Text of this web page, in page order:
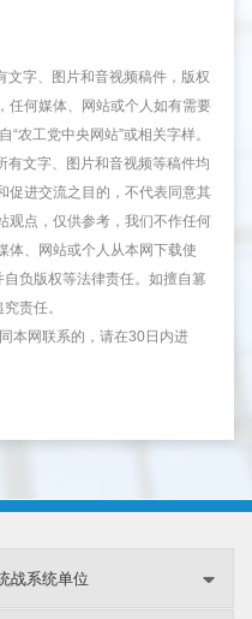
文字、图片和音视频稿件，版权
任何媒体、网站或个人如有需要
农工党中央网站”或相关字样。
有文字、图片和音视频等稿件均
促进交流之目的，不代表同意其
观点，仅供参考，我们不作任何
体、网站或个人从本网下载使
负版权等法律责任。如擅自篡
责任。
本网联系的，请在30日内进
战系统单位